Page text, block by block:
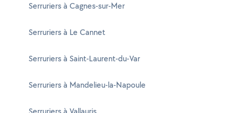
Serruriers à Cagnes-sur-Mer
Serruriers à Le Cannet
Serruriers à Saint-Laurent-du-Var
Serruriers à Mandelieu-la-Napoule